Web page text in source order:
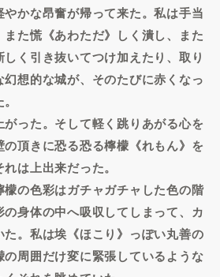
かな昂奮が帰って来た。私は手当
た慌《あわただ》しく潰し、また
く引き抜いてつけ加えたり、取り
想的な城が、そのたびに赤くなっ
った。そして軽く跳りあがる心を
頂きに恐る恐る檸檬《れもん》を
は上出来だった。
の色彩はガチャガチャした色の階
身体の中へ吸収してしまって、カ
。私は埃《ほこり》っぽい丸善の
周囲だけ変に緊張しているような